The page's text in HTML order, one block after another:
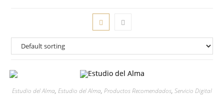
Estudio del Alma, Estudio del Alma, Productos Recomendados, Servicio Digital